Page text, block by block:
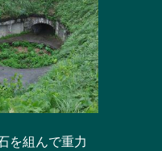
を組んで重力